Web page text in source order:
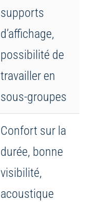
supports
d’affichage,
possibilité de
travailler en
sous-groupes
Confort sur la
durée, bonne
visibilité,
acoustique